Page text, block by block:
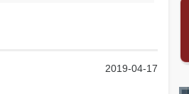
2019-04-17